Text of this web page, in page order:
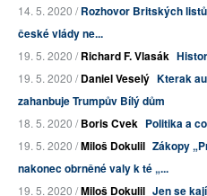
14. 5. 2020 /Rozhovor Britských
české vlády ne...
19. 5. 2020 /Richard F. Vlasák
19. 5. 2020 /Daniel Veselý Kterak
zahanbuje Trumpův Bílý dům
18. 5. 2020 /Boris Cvek Politika a
19. 5. 2020 /Miloš Dokulil Zákopy
nakonec obrněné valy k té „...
19. 5. 2020 /Miloš Dokulil Jen se